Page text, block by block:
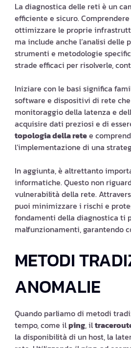
La diagnostica delle reti è un
efficiente e sicuro.
ottimizzare le proprie
ma include anche l’analisi
strumenti e metodologie
strade efficaci per risolverle,
Iniziare con le basi significa
software e dispositivi di rete
monitoraggio della latenza e
acquisire dati preziosi e di
topologia della retee
l’implementazione di una
In aggiunta, è altrettanto
informatiche. Questo non
vulnerabilità della rete.
puoi minimizzare i rischi e
fondamenti della diagnostica ti
malfunzionamenti, garantendo
METODI
ANOMALIE
Quando parliamo di metodi
tempo, come ilping, il
la disponibilità di un host, la